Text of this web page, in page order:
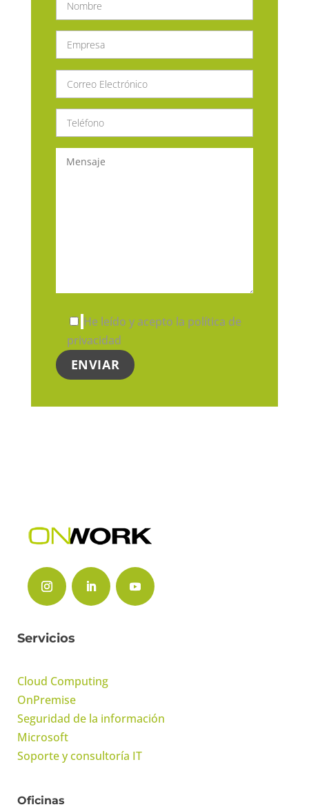
He leído y acepto la política de
privacidad
Servicios
Cloud Computing
OnPremise
Seguridad de la información
Microsoft
Soporte y consultoría IT
Oficinas